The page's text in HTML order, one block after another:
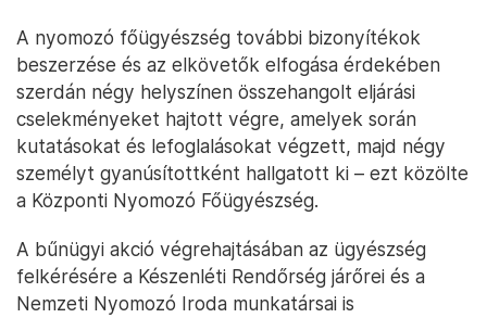
A nyomozó főügyészség további bizonyítékok
beszerzése és az elkövetők elfogása érdekében
szerdán négy helyszínen összehangolt eljárási
cselekményeket hajtott végre, amelyek során
kutatásokat és lefoglalásokat végzett, majd négy
személyt gyanúsítottként hallgatott ki – ezt közölte
a Központi Nyomozó Főügyészség.
A bűnügyi akció végrehajtásában az ügyészség
felkérésére a Készenléti Rendőrség járőrei és a
Nemzeti Nyomozó Iroda munkatársai is